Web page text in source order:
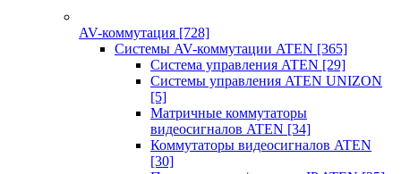
AV-коммутация [728]
Системы AV-коммутации ATEN [365]
Система управления ATEN [29]
Системы управления ATEN UNIZON
[5]
Матричные коммутаторы
видеосигналов ATEN [34]
Коммутаторы видеосигналов ATEN
[30]